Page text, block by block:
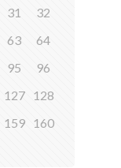
31
32
63
64
95
96
127 128
159 160